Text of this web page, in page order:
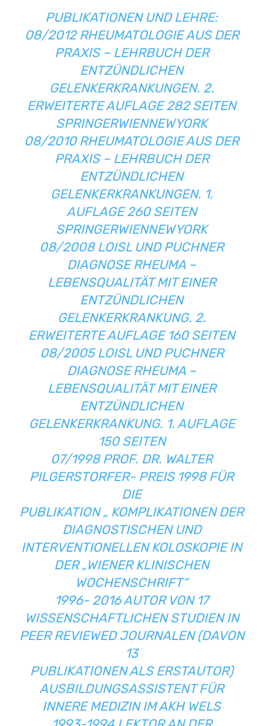
PUBLIKATIONEN UND LEHRE:
08/2012 RHEUMATOLOGIE AUS DER
PRAXIS – LEHRBUCH DER
ENTZÜNDLICHEN
GELENKERKRANKUNGEN. 2.
ERWEITERTE AUFLAGE 282 SEITEN
SPRINGERWIENNEWYORK
08/2010 RHEUMATOLOGIE AUS DER
PRAXIS – LEHRBUCH DER
ENTZÜNDLICHEN
GELENKERKRANKUNGEN. 1.
AUFLAGE 260 SEITEN
SPRINGERWIENNEWYORK
08/2008 LOISL UND PUCHNER
DIAGNOSE RHEUMA –
LEBENSQUALITÄT MIT EINER
ENTZÜNDLICHEN
GELENKERKRANKUNG. 2.
ERWEITERTE AUFLAGE 160 SEITEN
08/2005 LOISL UND PUCHNER
DIAGNOSE RHEUMA –
LEBENSQUALITÄT MIT EINER
ENTZÜNDLICHEN
GELENKERKRANKUNG. 1. AUFLAGE
150 SEITEN
07/1998 PROF. DR. WALTER
PILGERSTORFER- PREIS 1998 FÜR
DIE
PUBLIKATION „ KOMPLIKATIONEN DER
DIAGNOSTISCHEN UND
INTERVENTIONELLEN KOLOSKOPIE IN
DER „WIENER KLINISCHEN
WOCHENSCHRIFT“
1996- 2016 AUTOR VON 17
WISSENSCHAFTLICHEN STUDIEN IN
PEER REVIEWED JOURNALEN (DAVON
13
PUBLIKATIONEN ALS ERSTAUTOR)
AUSBILDUNGSASSISTENT FÜR
INNERE MEDIZIN IM AKH WELS